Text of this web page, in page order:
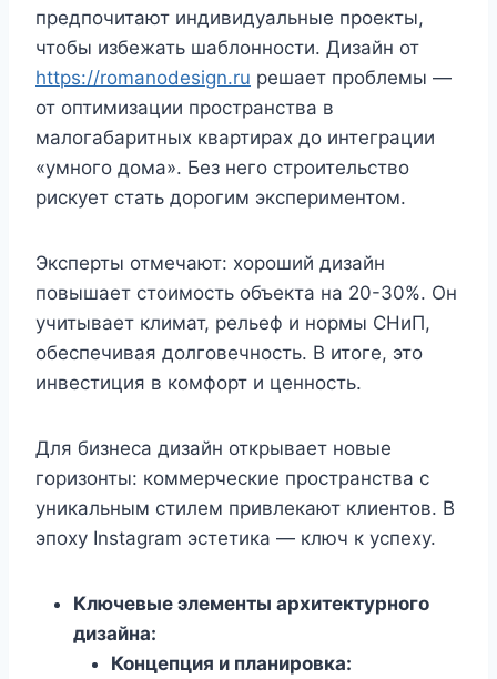
предпочитают индивидуальные проекты,
чтобы избежать шаблонности. Дизайн от
https://romanodesign.ru решает проблемы —
от оптимизации пространства в
малогабаритных квартирах до интеграции
«умного дома». Без него строительство
рискует стать дорогим экспериментом.
Эксперты отмечают: хороший дизайн
повышает стоимость объекта на 20-30%. Он
учитывает климат, рельеф и нормы СНиП,
обеспечивая долговечность. В итоге, это
инвестиция в комфорт и ценность.
Для бизнеса дизайн открывает новые
горизонты: коммерческие пространства с
уникальным стилем привлекают клиентов. В
эпоху Instagram эстетика — ключ к успеху.
Ключевые элементы архитектурного
дизайна:
Концепция и планировка: